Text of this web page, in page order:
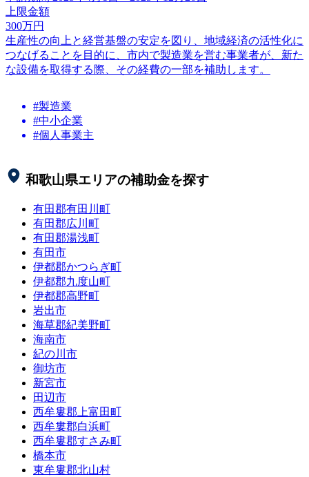
上限金額
300万円
生産性の向上と経営基盤の安定を図り、地域経済の活性化に
つなげることを目的に、市内で製造業を営む事業者が、新た
な設備を取得する際、その経費の一部を補助します。
#製造業
#中小企業
#個人事業主
和歌山県エリアの補助金を探す
有田郡有田川町
有田郡広川町
有田郡湯浅町
有田市
伊都郡かつらぎ町
伊都郡九度山町
伊都郡高野町
岩出市
海草郡紀美野町
海南市
紀の川市
御坊市
新宮市
田辺市
西牟婁郡上富田町
西牟婁郡白浜町
西牟婁郡すさみ町
橋本市
東牟婁郡北山村